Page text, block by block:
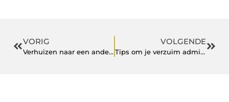
VORIG
Verhuizen naar een ander dorp in Overijssel
VOLGENDE
Tips om je verzuim administratie uitbesteden